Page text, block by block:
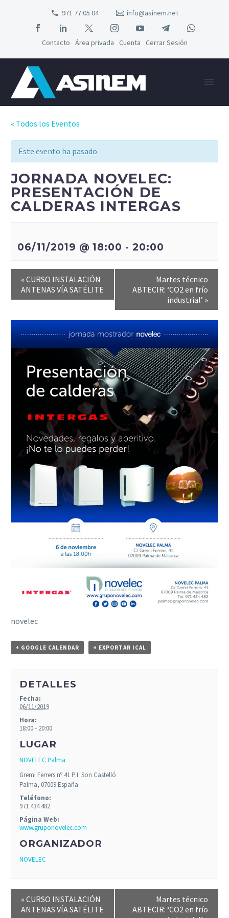
971 77 05 04 info@asinem.net
Contacto Área privada Cuenta Cerrar Sesión
« Todos los Eventos
Este evento ha pasado.
JORNADA NOVELEC:
PRESENTACIÓN DE
CALDERAS INTERGAS
06/11/2019 @ 18:00 -20:00
« CURSO INSTALACIÓN
ANTENAS VÍA SATÉLITE
Martes técnico
ABTECIR: ‘CO2 en frío
industrial’ »
novelec
+ GOOGLE CALENDAR + EXPORTAR ICAL
DETALLES
Fecha:
06/11/2019
Hora:
18:00 - 20:00
LUGAR
NOVELEC Palma
Gremi Ferrers nº 41 P.I. Son Castelló
Palma, 07009 España
Teléfono:
971 434 482
Página Web:
www.gruponovelec.com
ORGANIZADOR
NOVELEC
« CURSO INSTALACIÓN
ANTENAS VÍA SATÉLITE
Martes técnico
ABTECIR: ‘CO2 en frío